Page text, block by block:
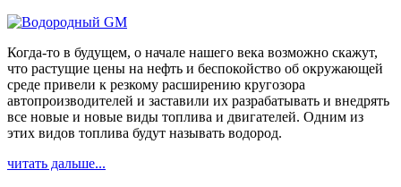
Когда-то в будущем, о начале нашего века возможно скажут,
что растущие цены на нефть и беспокойство об окружающей
среде привели к резкому расширению кругозора
автопроизводителей и заставили их разрабатывать и внедрять
все новые и новые виды топлива и двигателей. Одним из
этих видов топлива будут называть водород.
читать дальше...